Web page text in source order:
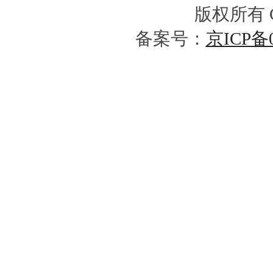
版权所有
备案号： 京ICP备